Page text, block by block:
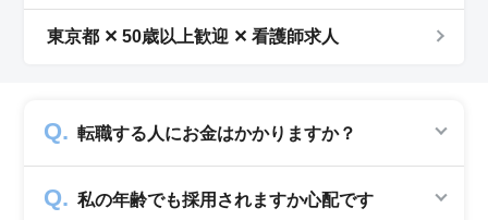
東京都 ✕ 50歳以上歓迎 ✕ 看護師求人
転職する人にお金はかかりますか？
していますので、転職希望者の方からは費用は
私の年齢でも採用されますか心配です